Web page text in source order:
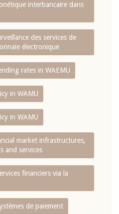
interbancaire dans
des services de
électronique
rates in WAEMU
in WAMU
in WAMU
market infrastructures,
and services
financiers via la
de paiement